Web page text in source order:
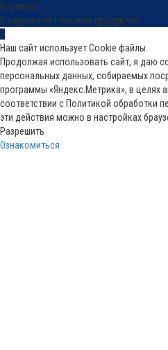
Корзина0
В корзине нет никаких продуктов!
0
Наш сайт использует Cookie файлы.
Продолжая использовать сайт, я даю
персональных данных, собираемых
программы «Яндекс.Метрика», в целях
соответствии с Политикой обработки
эти действия можно в настройках
Разрешить
Ознакомиться